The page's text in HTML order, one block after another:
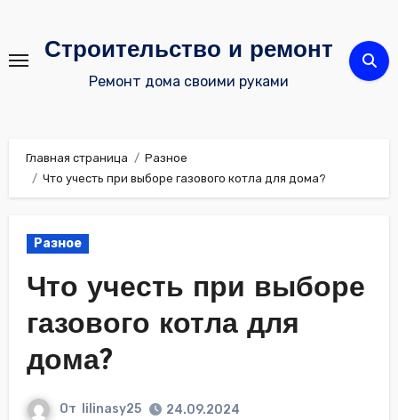
содержимому
Строительство и ремонт
Ремонт дома своими руками
Главная страница
Разное
Что учесть при выборе газового котла для дома?
Разное
Что учесть при выборе
газового котла для
дома?
От lilinasy25 24.09.2024